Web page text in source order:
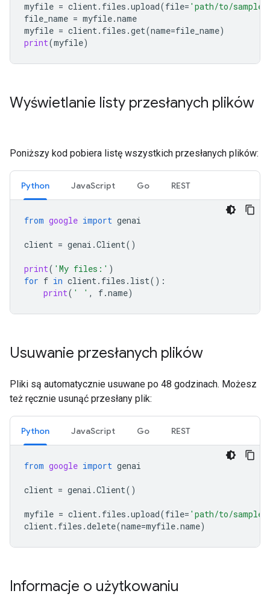
myfile = client. files .upload(file= 'path/to/
file_name = myfile.name
myfile = client. files .get(name=file_name)
print(myfile)
Wyświetlanie listy przesłanych plików
Poniższy kod pobiera listę wszystkich przesłanych plików:
Python JavaScript Go REST
from google import genai
client = genai .Client()
print( 'My files:' )
for f in client. files . list():
print( ' ' , f.name)
Usuwanie przesłanych plików
Pliki są automatycznie usuwane po 48 godzinach. Możesz
też ręcznie usunąć przesłany plik:
Python JavaScript Go REST
from google import genai
client = genai .Client()
myfile = client. files .upload(file= 'path/to/
client. files .delete(name=myfile.name)
Informacje o użytkowaniu